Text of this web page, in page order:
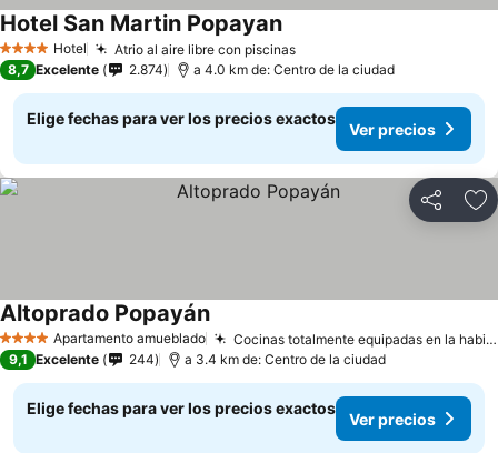
4 EstrellasHotel Atrio al aire libre con piscinasVer precios
Hotel San Martin PopayanVer precios
8,7 Excelente 2.874 a 4.0 km de: Centro de la ciudad
Elige fechas para ver los precios exactos
Ver precios
Compartir
4 EstrellasApartamento amueblado Cocinas totalmente equipadas en la habitación
Altoprado PopayánVer precios
9,1 Excelente 244 a 3.4 km de: Centro de la ciudad
Elige fechas para ver los precios exactos
Ver precios